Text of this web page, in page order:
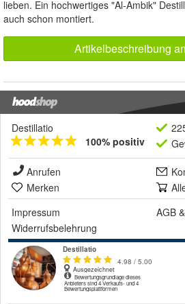
lieben. Ein hochwertiges "Al-Ambik"
auch schon montiert.
Artikelbeschreibung
Destillatio
100% positiv
Anrufen
Merken
Impressum
AGB &
Widerrufsbelehrung